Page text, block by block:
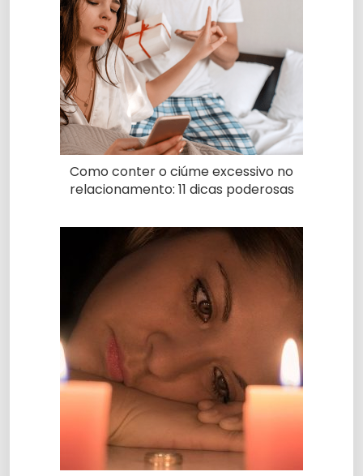
Como conter o ciúme excessivo no
relacionamento: 11 dicas poderosas